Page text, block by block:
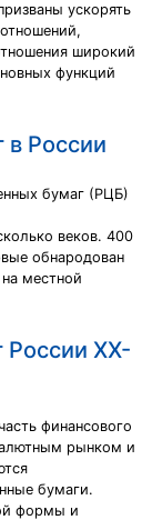
ускорять
широкий
функций
в России
бумаг (РЦБ)
веков. 400
обнародован
местной
России XX-
финансового
рынком и
бумаги.
формы и